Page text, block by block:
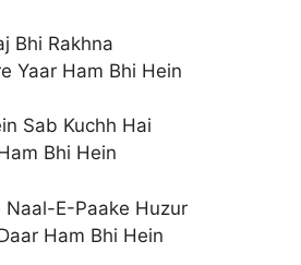
Bhi Rakhna
Yaar Ham Bhi Hein
Sab Kuchh Hai
Bhi Hein
Naal-E-Paake Huzur
Ham Bhi Hein